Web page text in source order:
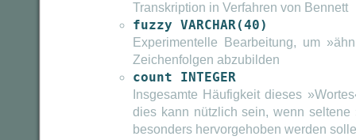
Transkription in Verfahren von Bennett
fuzzy VARCHAR(40)
Experimentelle Bearbeitung, um
Zeichenfolgen abzubilden
count INTEGER
Insgesamte Häufigkeit dieses
dies kann nützlich sein, wenn seltene
besonders hervorgehoben werden